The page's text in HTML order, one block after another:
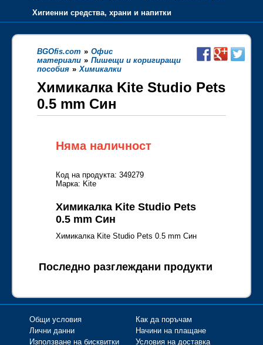
Хигиенни средства, храни и напитки
BGOfis.com » Офис
материали » Пишещи и коригиращи
пособия » Химикалки
Химикалка Kite Studio Pets
0.5 mm Син
Няма наличност
Код на продукта: 349279
Марка: Kite
Химикалка Kite Studio Pets
0.5 mm Син
Химикалка Kite Studio Pets 0.5 mm Син
Последно разглеждани продукти
Общи условия
Лични данни
Използване на бисквитки
Как да поръчам
Начини на плащане
Условия на доставка